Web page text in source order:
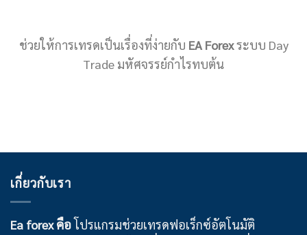
ช่วยให้การเทรดเป็นเรื่องที่ง่ายกับ EA Forexระบบ Day
Trade มหัศจรรย์กำไรทบต้น
เกี่ยวกับเรา
Ea forex คือโปรแกรมช่วยเทรดฟอเร็กซ์อัตโนมัติ